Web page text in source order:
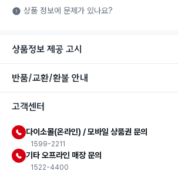
식품용 기구: 식품위생법에서 정한 규격
는 식품첨가물에 사용할 수 있는 식품용
상품 정보에 문제가 있나요?
상품정보 제공 고시
반품/교환/환불 안내
고객센터
다이소몰(온라인) / 모바일 상품권 문의
1599-2211
기타 오프라인 매장 문의
1522-4400